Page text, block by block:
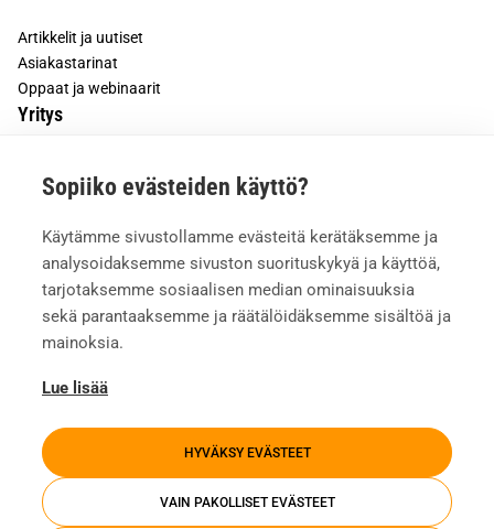
Sopiiko evästeiden käyttö?
Käytämme sivustollamme evästeitä kerätäksemme ja
analysoidaksemme sivuston suorituskykyä ja käyttöä,
tarjotaksemme sosiaalisen median ominaisuuksia
sekä parantaaksemme ja räätälöidäksemme sisältöä ja
mainoksia.
Lue lisää
HYVÄKSY EVÄSTEET
VAIN PAKOLLISET EVÄSTEET
Artikkelit ja uutiset
Asiakastarinat
Oppaat ja webinaarit
Yritys
Asiakkaiden kokemuksia
Yhteystiedot
Mediapankki